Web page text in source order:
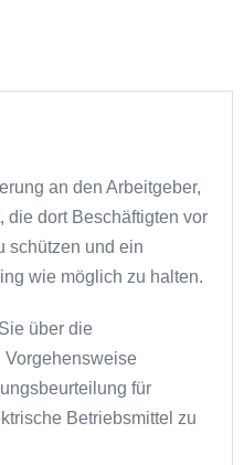
an den Arbeitgeber,
die dort Beschäftigten vor
schützen und ein
wie möglich zu halten.
über die
Vorgehensweise
für
Betriebsmittel zu